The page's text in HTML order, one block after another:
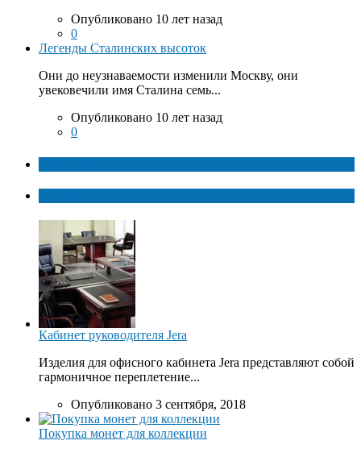
Опубликовано 10 лет назад
0
Легенды Сталинских высоток
Они до неузнаваемости изменили Москву, они
увековечили имя Сталина семь...
Опубликовано 10 лет назад
0
Кабинет руководителя Jera
Изделия для офисного кабинета Jera представляют собой
гармоничное переплетение...
Опубликовано 3 сентября, 2018
Покупка монет для коллекции